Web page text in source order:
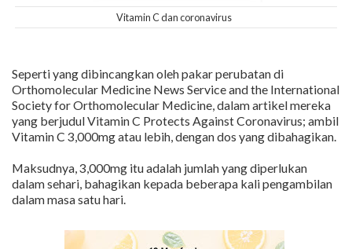
Vitamin C dan coronavirus
Seperti yang dibincangkan oleh pakar perubatan di
Orthomolecular Medicine News Service and the International
Society for Orthomolecular Medicine, dalam artikel mereka
yang berjudul Vitamin C Protects Against Coronavirus; ambil
Vitamin C 3,000mg atau lebih, dengan dos yang dibahagikan.
Maksudnya, 3,000mg itu adalah jumlah yang diperlukan
dalam sehari, bahagikan kepada beberapa kali pengambilan
dalam masa satu hari.